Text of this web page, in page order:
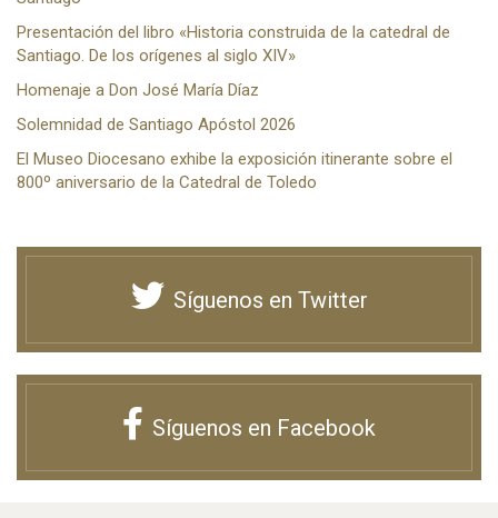
Presentación del libro «Historia construida de la catedral de
Santiago. De los orígenes al siglo XIV»
Homenaje a Don José María Díaz
Solemnidad de Santiago Apóstol 2026
El Museo Diocesano exhibe la exposición itinerante sobre el
800º aniversario de la Catedral de Toledo
Síguenos en Twitter
Síguenos en Facebook